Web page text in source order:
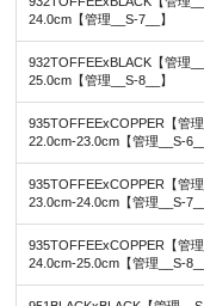
24.0cm【管理__S-7__】
932TOFFEExBLACK【管理
25.0cm【管理__S-8__】
935TOFFEExCOPPER【管
22.0cm-23.0cm【管理__S-6__
935TOFFEExCOPPER【管
23.0cm-24.0cm【管理__S-7__
935TOFFEExCOPPER【管
24.0cm-25.0cm【管理__S-8__